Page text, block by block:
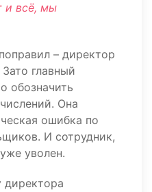
и всё, мы
– директор
главный
обозначить
Она
ошибка по
И сотрудник,
уволен.
директора